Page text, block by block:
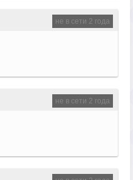
не в сети 2 года
не в сети 2 года